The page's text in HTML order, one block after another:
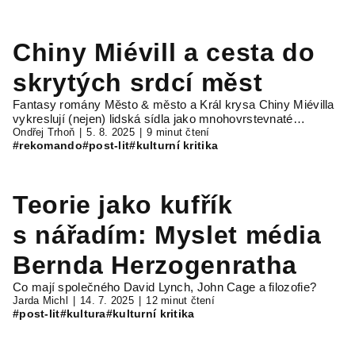
Chiny Miévill a cesta do
skrytých srdcí měst
Fantasy romány Město & město a Král krysa Chiny Miévilla
vykreslují (nejen) lidská sídla jako mnohovrstevnaté…
Ondřej Trhoň 5. 8. 2025 9 minut čtení
#rekomando#post-lit#kulturní kritika
Teorie jako kufřík
s nářadím: Myslet média
Bernda Herzogenratha
Co mají společného David Lynch, John Cage a filozofie?
Jarda Michl 14. 7. 2025 12 minut čtení
#post-lit#kultura#kulturní kritika